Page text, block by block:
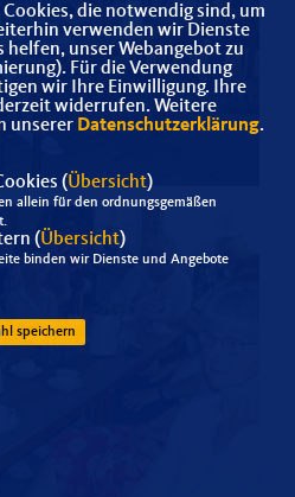
die notwendig sind, um
verwenden wir Dienste
unser Webangebot zu
Für die Verwendung
wir Ihre Einwilligung. Ihre
widerrufen. Weitere
unserer Datenschutzerklärung.
(Übersicht)
allein für den ordnungsgemäßen
(Übersicht)
binden wir Dienste und Angebote
speichern